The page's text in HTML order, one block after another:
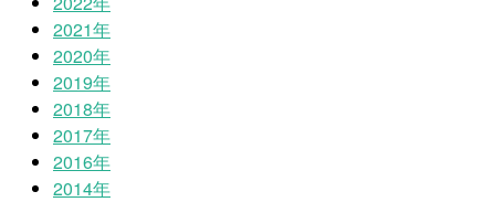
2021年
2020年
2019年
2018年
2017年
2016年
2014年